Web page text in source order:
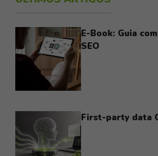
E-Book: Guia
SEO
First-party data